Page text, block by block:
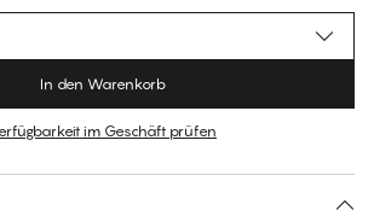
gibt es keine empfohlene Größe
In den Warenkorb
im Geschäft prüfen